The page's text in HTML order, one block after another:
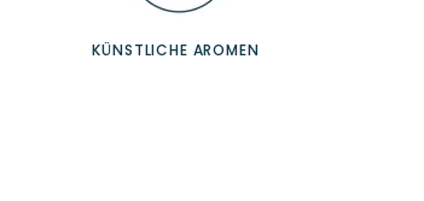
KÜNSTLICHE AROMEN